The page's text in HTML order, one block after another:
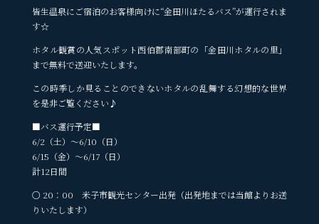
皆生温泉にご宿泊のお客様向けに“金田川ほたるバス”が運行されま
す☆
ホタル観賞の人気スポット西伯郡南部町の「金田川ホタルの里」
まで無料で送迎いたします。
この時季しか見ることのできないホタルの乱舞する幻想的な世界
を是非ご覧ください♪
■バス運行予定■
6/2（土）～6/10（日）
6/15（金）～6/17（日）
計12日間
○ 20：00 米子市観光センター出発（出発地までは当館よりお送
りいたします）